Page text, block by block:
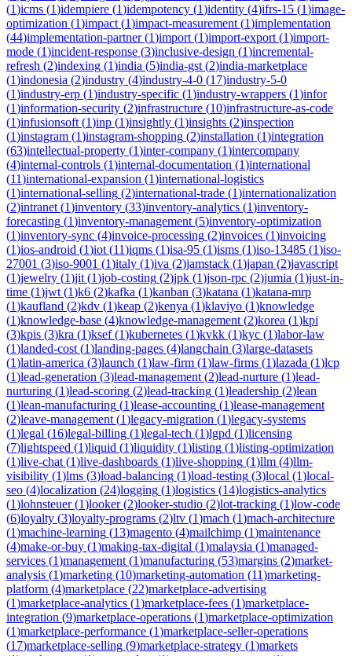
(1)icms (1)idempiere (1)idempotency (1)identity (4)ifrs-15 (1)image-
optimization (1)impact (1)impact-measurement (1)implementation
(44)implementation-partner(1)import (1)import-export (1)import-
mode (1)incident-response (3)inclusive-design (1)incremental-
refresh (2)indexing (1)india (5)india-gst (2)india-marketplace
(1)indonesia (2)industry (4)industry-4-0 (17)industry-5-0
(1)industry-erp (1)industry-specific (1)industry-wrappers (1)infor
(1)information-security (2)infrastructure (10)infrastructure-as-code
(1)infusionsoft (1)inp (1)insightly (1)insights (2)inspection
(1)instagram (1)instagram-shopping (2)installation (1)integration
(63)intellectual-property (1)inter-company (1)intercompany
(4)internal-controls (1)internal-documentation (1)international
(11)international-expansion (1)international-logistics
(1)international-selling (2)international-trade (1)internationalization
(2)intranet (1)inventory (33)inventory-analytics (1)inventory-
forecasting (1)inventory-management (5)inventory-optimization
(1)inventory-sync (4)invoice-processing (2)invoices (1)invoicing
(1)ios-android (1)iot (11)iqms (1)isa-95 (1)isms (1)iso-13485 (1)iso-
27001 (3)iso-9001 (1)italy (1)iva (2)jamstack (1)japan (2)javascript
(1)jewelry (1)jit (1)job-costing (2)jpk (1)json-rpc (2)jumia (1)just-in-
time (1)jwt (1)k6 (2)kafka (1)kanban (3)katana (1)katana-mrp
(1)kaufland (2)kdv (1)keap (2)kenya (1)klaviyo (1)knowledge
(1)knowledge-base (4)knowledge-management (2)korea (1)kpi
(3)kpis (3)kra (1)ksef(1)kubernetes (1)kvkk (1)kyc (1)labor-law
(1)landed-cost (1)landing-pages (4)langchain (3)large-datasets
(1)latin-america (3)launch (1)law-firm (1)law-firms (1)lazada (1)lcp
(1)lead-generation (3)lead-management (2)lead-nurture (1)lead-
nurturing (1)lead-scoring (2)lead-tracking (1)leadership (2)lean
(1)lean-manufacturing (1)lease-accounting (1)lease-management
(2)leave-management (1)legacy-migration (1)legacy-systems
(1)legal (16)legal-billing (1)legal-tech (1)lgpd (1)licensing
(7)lightspeed (1)liquid (1)liquidity (1)listing (1)listing-optimization
(1)live-chat (1)live-dashboards (1)live-shopping (1)llm (4)llm-
visibility (1)lms (3)load-balancing (1)load-testing (3)local (1)local-
seo (4)localization (24)logging (1)logistics (14)logistics-analytics
(1)lohnsteuer(1)looker(2)looker-studio (2)lot-tracking (1)low-code
(6)loyalty (3)loyalty-programs (2)ltv (1)mach (1)mach-architecture
(1)machine-learning (13)magento (4)mailchimp (1)maintenance
(4)make-or-buy (1)making-tax-digital (1)malaysia (1)managed-
services (1)management (1)manufacturing (53)margins (2)market-
analysis (1)marketing (10)marketing-automation (11)marketing-
platform (4)marketplace (22)marketplace-advertising
(1)marketplace-analytics (1)marketplace-fees (1)marketplace-
integration (9)marketplace-operations (1)marketplace-optimization
(1)marketplace-performance (1)marketplace-seller-operations
(17)marketplace-selling (9)marketplace-strategy (1)markets